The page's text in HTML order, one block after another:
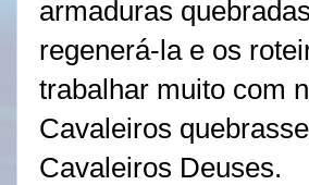
armaduras
regenerá-la e os
trabalhar muito com
Cavaleiros
Cavaleiros Deuses.